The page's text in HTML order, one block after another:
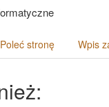
Poleć stronę Wpis